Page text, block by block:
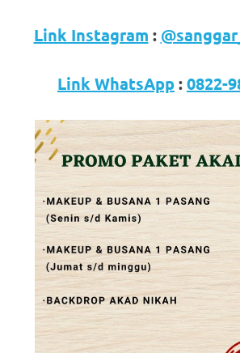
80%
Discount
replica
watches.
click
fake
watches.
the
facts
https://
Link Instagram :
Link WhatsApp:0822-